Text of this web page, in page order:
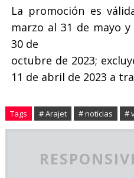
La promoción es
marzo al 31 de mayo
30 de
octubre de 2023;
11 de abril de 2023 a
Tags # Arajet # noticias #